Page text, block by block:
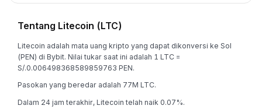
Tentang Litecoin (LTC)
Litecoin adalah mata uang kripto yang dapat dikonversi ke Sol
(PEN) di Bybit. Nilai tukar saat ini adalah 1 LTC =
S/.0.006498368589859763 PEN.
Pasokan yang beredar adalah 77M LTC.
Dalam 24 jam terakhir, Litecoin telah naik 0.07%.